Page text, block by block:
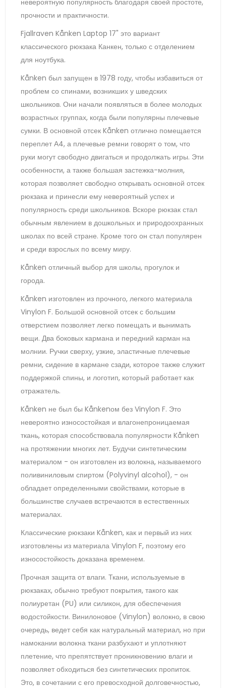
прочности и практичности.
Fjallraven Kånken Laptop 17" это вариант
классического рюкзака Канкен, только с отделением
для ноутбука.
Kånken был запущен в 1978 году, чтобы избавиться от
проблем со спинами, возникших у шведских
школьников. Они начали появляться в более молодых
возрастных группах, когда были популярны плечевые
сумки. В основной отсек Kånken отлично помещается
переплет А4, а плечевые ремни говорят о том, что
руки могут свободно двигаться и продолжать игры. Эти
особенности, а также большая застежка-молния,
которая позволяет свободно открывать основной отсек
рюкзака и принесли ему невероятный успех и
популярность среди школьников. Вскоре рюкзак стал
обычным явлением в дошкольных и природоохранных
школах по всей стране. Кроме того он стал популярен
и среди взрослых по всему миру.
Kånken отличный выбор для школы, прогулок и
города.
Kånken изготовлен из прочного, легкого материала
Vinylon F. Большой основной отсек с большим
отверстием позволяет легко помещать и вынимать
вещи. Два боковых кармана и передний карман на
молнии. Ручки сверху, узкие, эластичные плечевые
ремни, сидение в кармане сзади, которое также служит
поддержкой спины, и логотип, который работает как
отражатель.
Kånken не был бы Kånkenом без Vinylon F. Это
невероятно износостойкая и влагонепроницаемая
ткань, которая способствовала популярности Kånken
на протяжении многих лет. Будучи синтетическим
материалом - он изготовлен из волокна, называемого
поливиниловым спиртом (Polyvinyl alcohol), - он
обладает определенными свойствами, которые в
большинстве случаев встречаются в естественных
материалах.
Классические рюкзаки Kånken, как и первый из них
изготовлены из материала Vinylon F, поэтому его
износостойкость доказана временем.
Прочная защита от влаги. Ткани, используемые в
рюкзаках, обычно требуют покрытия, такого как
полиуретан (PU) или силикон, для обеспечения
водостойкости. Винилоновое (Vinylon) волокно, в свою
очередь, ведет себя как натуральный материал, но при
намокании волокна ткани разбухают и уплотняют
плетение, что препятствует проникновению влаги и
позволяет обходиться без синтетических пропиток.
Это, в сочетании с его превосходной долговечностью,